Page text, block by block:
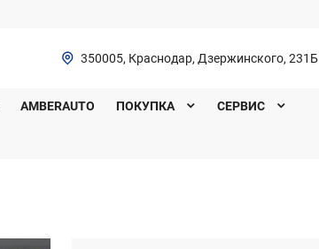
350005, Краснодар, Дзержинского, 231Б
AMBERAUTO ПОКУПКА СЕРВИС